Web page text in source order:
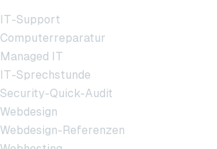
IT-Support
Computerreparatur
Managed IT
IT-Sprechstunde
Security-Quick-Audit
Webdesign
Webdesign-Referenzen